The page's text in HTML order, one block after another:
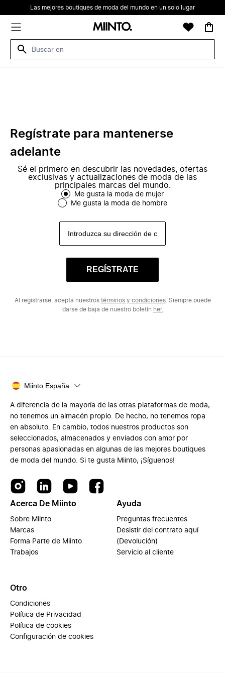
Las mejores boutiques de moda del mundo en un solo lugar
Regístrate para mantenerse
adelante
Sé el primero en descubrir las novedades, ofertas
exclusivas y actualizaciones de moda de las
principales marcas del mundo.
Me gusta la moda de mujer
Me gusta la moda de hombre
REGÍSTRATE
Al registrarse, acepta nuestros términos y condiciones. Siempre puede
darse de baja de nuestro boletín her.
Miinto España
A diferencia de la mayoría de las otras plataformas de moda,
no tenemos un almacén propio. De hecho, no tenemos ropa
en absoluto. En cambio, todos nuestros productos son
seleccionados, almacenados y enviados con amor por
personas apasionadas en algunas de las mejores boutiques
de moda del mundo. Si te gusta Miinto, ¡Síguenos!
Acerca De Miinto
Sobre Miinto
Marcas
Forma Parte de Miinto
Trabajos
Ayuda
Preguntas frecuentes
Desistir del contrato aquí
(Devolución)
Servicio al cliente
Otro
Condiciones
Política de Privacidad
Política de cookies
Configuración de cookies